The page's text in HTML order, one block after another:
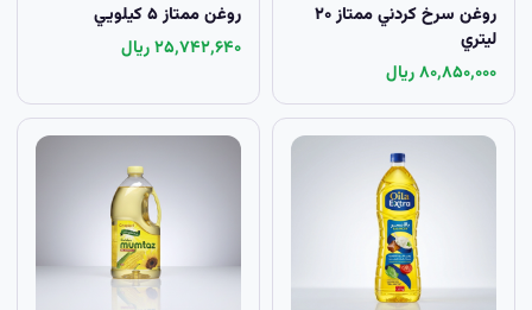
روغن سرخ کردني ممتاز ۲۰
ليتري
۸۰٬۸۵۰٬۰۰۰ ریال
روغن ممتاز ۵ کيلويي
۲۵٬۷۴۲٬۶۴۰ ریال